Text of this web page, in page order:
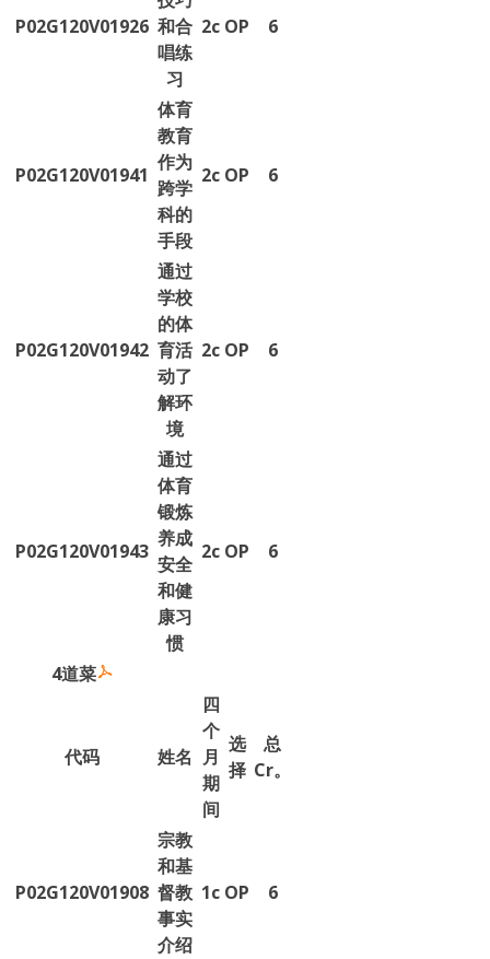
P02G120V01926 和合
唱练
习
2c OP 6
P02G120V01941
体育
教育
作为
跨学
科的
手段
2c OP 6
P02G120V01942
通过
学校
的体
育活
动了
解环
境
2c OP 6
P02G120V01943
通过
体育
锻炼
养成
安全
和健
康习
惯
2c OP 6
4道菜
代码 姓名
四
个
月
期
间
选
择
总
Cr。
P02G120V01908
宗教
和基
督教
事实
介绍
1c OP 6